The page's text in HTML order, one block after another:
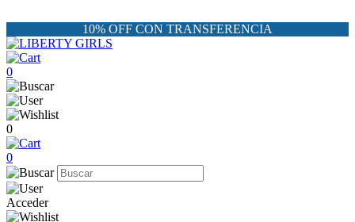
10% OFF CON TRANSFERENCIA
0
0
0
Acceder